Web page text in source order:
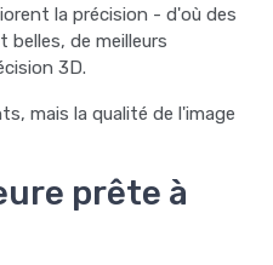
la précision - d'où des
de meilleurs
3D.
mais la qualité de l'image
prête à